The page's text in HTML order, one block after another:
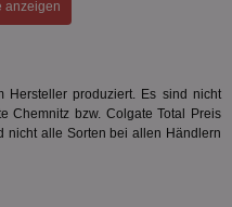
anzeigen
Hersteller produziert. Es sind nicht
Chemnitz bzw. Colgate Total Preis
nicht alle Sorten bei allen Händlern
Unklassifizierte
ermöglichen
Website wie die
verwendet werden.